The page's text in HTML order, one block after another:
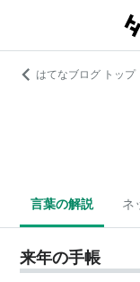
はてなブログ トップ
言葉の解説 ネ
来年の手帳